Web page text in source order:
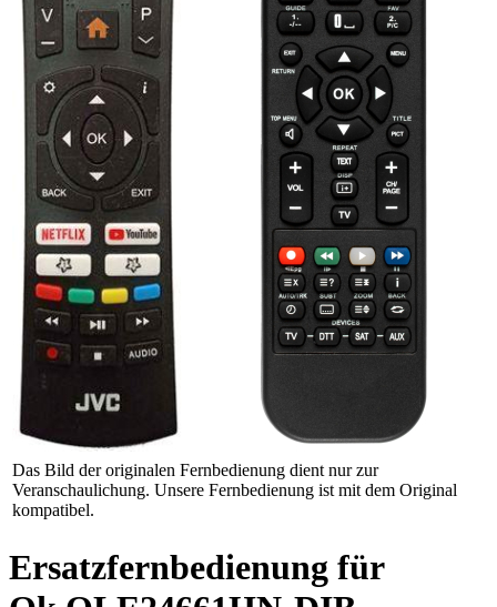
Das Bild der originalen Fernbedienung dient nur zur
Veranschaulichung. Unsere Fernbedienung ist mit dem Original
kompatibel.
Ersatzfernbedienung für